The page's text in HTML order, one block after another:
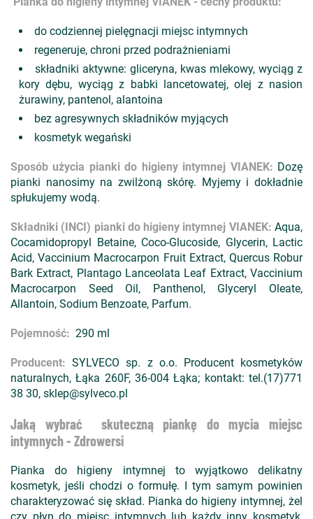
do codziennej pielęgnacji miejsc intymnych
regeneruje, chroni przed podrażnieniami
składniki aktywne: gliceryna, kwas mlekowy, wyciąg z
kory dębu, wyciąg z babki lancetowatej, olej z nasion
żurawiny, pantenol, alantoina
bez agresywnych składników myjących
kosmetyk wegański
Sposób użycia pianki do higieny intymnej VIANEK: Dozę
pianki nanosimy na zwilżoną skórę. Myjemy i dokładnie
spłukujemy wodą.
Składniki (INCI) pianki do higieny intymnej VIANEK: Aqua,
Cocamidopropyl Betaine, Coco-Glucoside, Glycerin, Lactic
Acid, Vaccinium Macrocarpon Fruit Extract, Quercus Robur
Bark Extract, Plantago Lanceolata Leaf Extract, Vaccinium
Macrocarpon Seed Oil, Panthenol, Glyceryl Oleate,
Allantoin, Sodium Benzoate, Parfum.
Pojemność: 290 ml
Producent: SYLVECO sp. z o.o. Producent kosmetyków
naturalnych, Łąka 260F, 36-004 Łąka; kontakt: tel.(17)771
38 30, sklep@sylveco.pl
Jaką wybrać skuteczną piankę do mycia miejsc
intymnych - Zdrowersi
Pianka do higieny intymnej to wyjątkowo delikatny
kosmetyk, jeśli chodzi o formułę. I tym samym powinien
charakteryzować się skład. Pianka do higieny intymnej, żel